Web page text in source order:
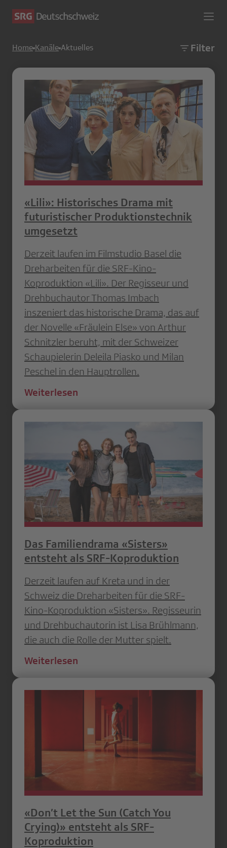
Home Kanäle Aktuelles Filter
«Lili»: Historisches Drama mit
futuristischer Produktionstechnik
umgesetzt
Derzeit laufen im Filmstudio Basel die
Dreharbeiten für die SRF-Kino-
Koproduktion «Lili». Der Regisseur und
Drehbuchautor Thomas Imbach
inszeniert das historische Drama, das auf
der Novelle «Fräulein Else» von Arthur
Schnitzler beruht, mit der Schweizer
Schaupielerin Deleila Piasko und Milan
Peschel in den Hauptrollen.
Weiterlesen
Das Familiendrama «Sisters»
entsteht als SRF-Koproduktion
Derzeit laufen auf Kreta und in der
Schweiz die Dreharbeiten für die SRF-
Kino-Koproduktion «Sisters». Regisseurin
und Drehbuchautorin ist Lisa Brühlmann,
die auch die Rolle der Mutter spielt.
Weiterlesen
«Don’t Let the Sun (Catch You
Crying)» entsteht als SRF-
Koproduktion